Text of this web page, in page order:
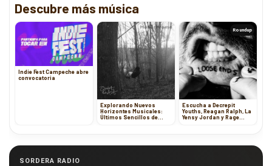
Descubre más música
Indie Fest Campeche abre
convocatoria
Explorando Nuevos
Horizontes Musicales:
Últimos Sencillos de
Roundup
Escucha a Decrepit
Youths, Reagan Ralph, La
Yensy Jordan y Rage
SORDERA RADIO